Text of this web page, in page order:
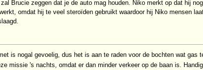
zal Brucie zeggen dat je de auto mag houden. Niko merkt op dat hij
omdat hij te veel steroïden gebruikt waardoor hij Niko mensen
is nogal gevoelig, dus het is aan te raden voor de bochten wat gas
missie 's nachts, omdat er dan minder verkeer op de baan is.